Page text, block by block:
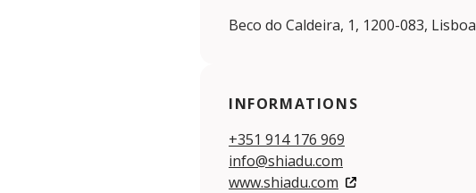
Beco do Caldeira, 1, 1200-083, Lisboa
INFORMATIONS
+351 914 176 969
info@shiadu.com
www.shiadu.com